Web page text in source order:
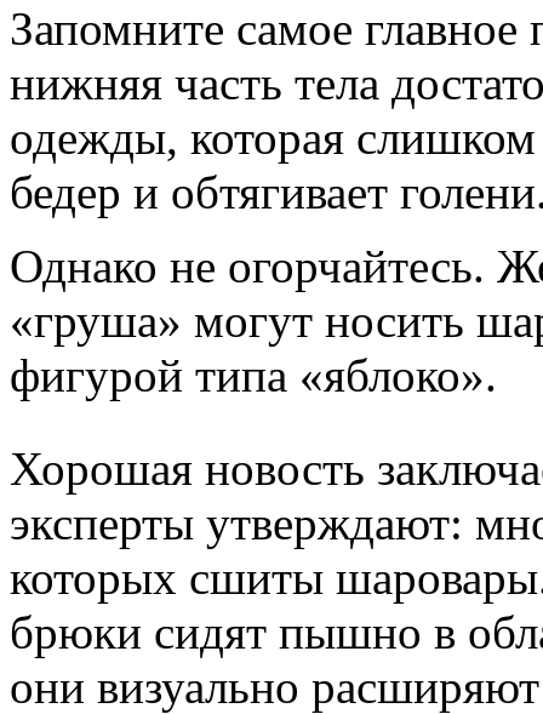
Запомните самое
нижняя часть тела
одежды, которая
бедер и обтягивает
Однако не огорчайтесь.
«груша» могут носить
фигурой типа «яблоко».
Хорошая новость
эксперты утверждают:
которых сшиты
брюки сидят пышно в
они визуально